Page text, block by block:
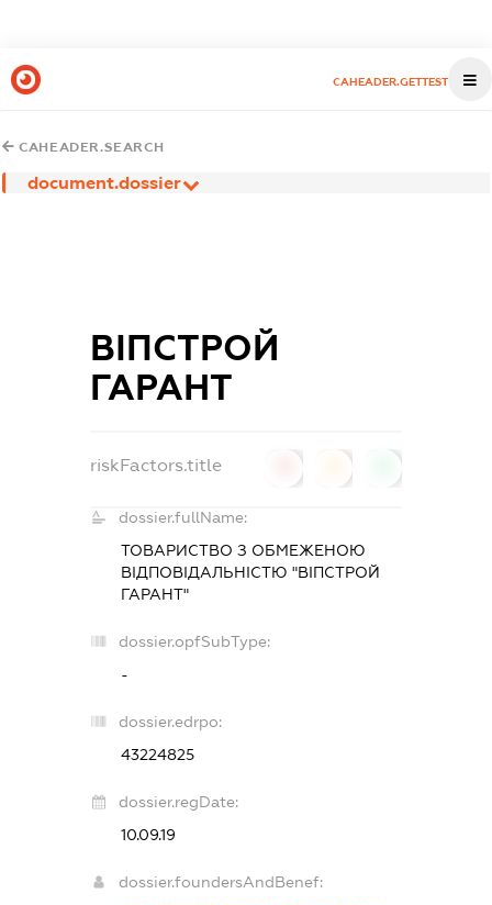
CAHEADER.GETTEST
CAHEADER.SEARCH
document.dossier
ВІПСТРОЙ
ГАРАНТ
riskFactors.title
dossier.fullName:
ТОВАРИСТВО З ОБМЕЖЕНОЮ
ВІДПОВІДАЛЬНІСТЮ "ВІПСТРОЙ
ГАРАНТ"
dossier.opfSubType:
-
dossier.edrpo:
43224825
dossier.regDate:
10.09.19
dossier.foundersAndBenef: